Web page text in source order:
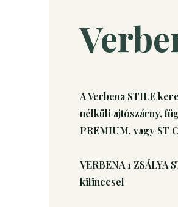
A Verbena STILE
nélküli ajtószárny,
PREMIUM, vagy ST
VERBENA 1
kilinccsel